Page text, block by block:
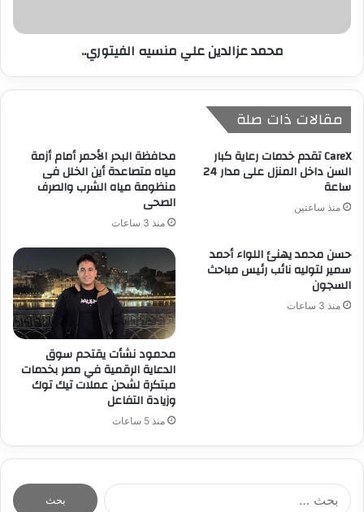
محمد عزالدين علي منسيه الفيتوري..
مقالات ذات صلة
CareX تقدم خدمات رعاية كبار
السن داخل المنزل على مدار 24
ساعة
منذ ساعتين
محافظة البحر الأحمر أمام أزمة
مياه متصاعدة أين الخلل فى
منظومة مياه الشرب والصرف
الصحى
منذ 3 ساعات
حسن محمد يهنئ اللواء أحمد
سمير لتوليه نائب رئيس مباحث
السجون
منذ 3 ساعات
محمود نشأت يقتحم سوق
الدعاية الرقمية في مصر بخدمات
مبتكرة لشحن عملات تيك توك
وزيادة التفاعل
منذ 5 ساعات